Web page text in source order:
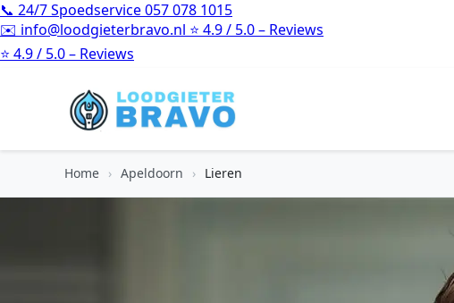
📞 24/7 Spoedservice057 078 1015
✉️ info@loodgieterbravo.nl ⭐ 4.9 / 5.0 – Reviews
⭐ 4.9 / 5.0 – Reviews
Home › Apeldoorn › Lieren